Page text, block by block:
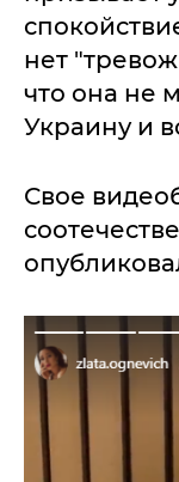
нет
что она не
Украину и
Свое